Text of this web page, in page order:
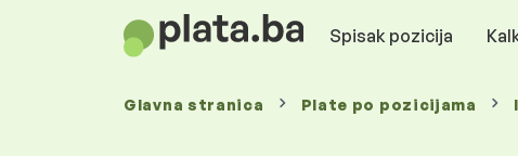
Spisak pozicija
Glavna stranica Plate po pozicijama